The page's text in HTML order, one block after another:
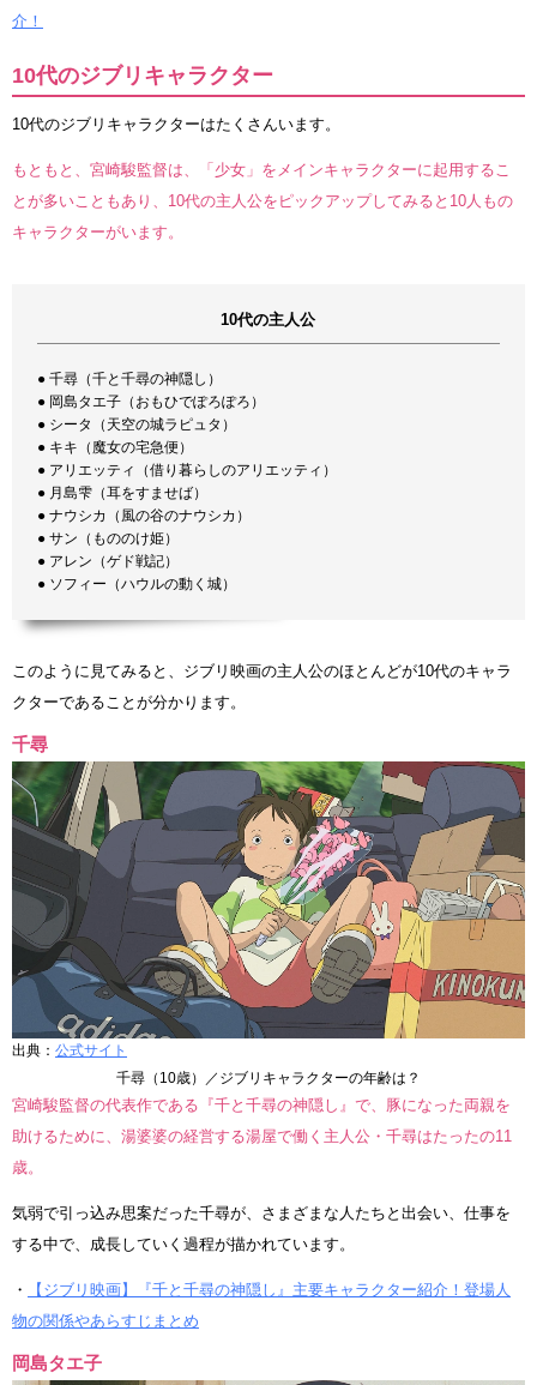
介！
10代のジブリキャラクター
10代のジブリキャラクターはたくさんいます。
もともと、宮崎駿監督は、「少女」をメインキャラクターに起用するこ
とが多いこともあり、10代の主人公をピックアップしてみると10人もの
キャラクターがいます。
10代の主人公
● 千尋（千と千尋の神隠し）
● 岡島タエ子（おもひでぽろぽろ）
● シータ（天空の城ラピュタ）
● キキ（魔女の宅急便）
● アリエッティ（借り暮らしのアリエッティ）
● 月島雫（耳をすませば）
● ナウシカ（風の谷のナウシカ）
● サン（もののけ姫）
● アレン（ゲド戦記）
● ソフィー（ハウルの動く城）
このように見てみると、ジブリ映画の主人公のほとんどが10代のキャラ
クターであることが分かります。
千尋
出典： 公式サイト
千尋（10歳）／ジブリキャラクターの年齢は？
宮崎駿監督の代表作である『千と千尋の神隠し』で、豚になった両親を
助けるために、湯婆婆の経営する湯屋で働く主人公・千尋はたったの11
歳。
気弱で引っ込み思案だった千尋が、さまざまな人たちと出会い、仕事を
する中で、成長していく過程が描かれています。
・
【ジブリ映画】『千と千尋の神隠し』主要キャラクター紹介！登場人
物の関係やあらすじまとめ
岡島タエ子